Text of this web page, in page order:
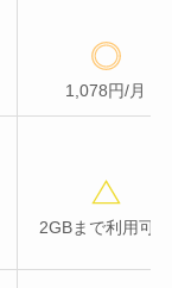
1,078円/月
2GBまで利用可能